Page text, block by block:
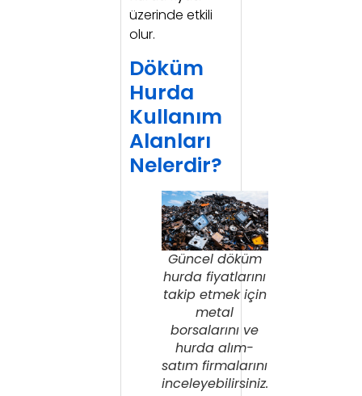
üzerinde etkili
olur.
Döküm
Hurda
Kullanım
Alanları
Nelerdir?
Güncel döküm
hurda fiyatlarını
takip etmek için
metal
borsalarını ve
hurda alım-
satım firmalarını
inceleyebilirsiniz.